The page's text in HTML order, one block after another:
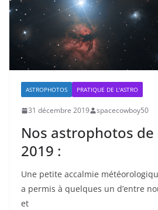
ASTROPHOTOS PRATIQUE DE L'ASTRO
31 décembre 2019 spacecowboy50
Nos astrophotos
2019 :
Une petite accalmie
a permis à quelques un d’entre
et